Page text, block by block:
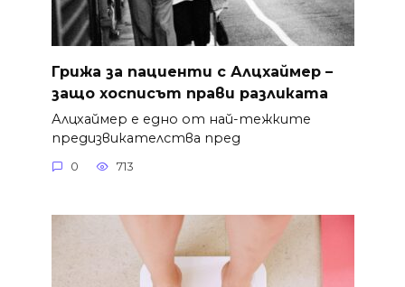
Грижа за пациенти с Алцхаймер –
защо хосписът прави разликата
Алцхаймер е едно от най-тежките
предизвикателства пред
0 713